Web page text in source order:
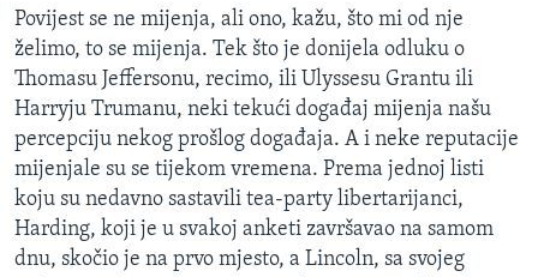
Povijest se ne mijenja, ali ono, kažu, što mi od nje
želimo, to se mijenja. Tek što je donijela odluku o
Thomasu Jeffersonu, recimo, ili Ulyssesu Grantu ili
Harryju Trumanu, neki tekući događaj mijenja našu
percepciju nekog prošlog događaja. A i neke reputacije
mijenjale su se tijekom vremena. Prema jednoj listi
koju su nedavno sastavili tea-party libertarijanci,
Harding, koji je u svakoj anketi završavao na samom
dnu, skočio je na prvo mjesto, a Lincoln, sa svojeg